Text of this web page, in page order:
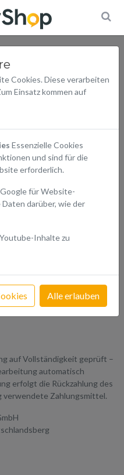
Cookies. Diese verarbeiten
Einsatz kommen auf
Essenzielle Cookies
und sind für die
erforderlich.
für Website-
darüber, wie der
Inhalte zu
Alle erlauben
ab Erhalt der Ware ohne
zurückzutreten.
und erfassen Sie Ihren
Rücksendeetikett ganz
angeben.
sämtlichem Zubehör (z.
originalverpackt an uns
auf Vollständigkeit geprüft –
automatisch
erfolgt die Rückzahlung des
verwendete Zahlungsmittel.